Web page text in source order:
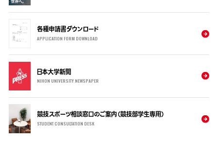
各種申請書ダウンロード
APPLICATION FORM DOWNLOAD
日本大学新聞
NIHON UNIVERSITY NEWSPAPER
競技スポーツ相談窓口のご案内（競技部学生専用）
STUDENT CONSULTATION DESK